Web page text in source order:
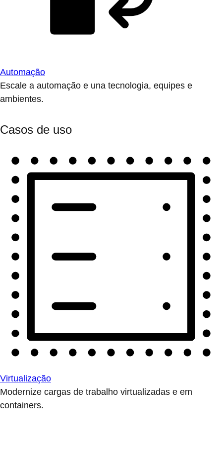
Automação
Escale a automação e una tecnologia, equipes e
ambientes.
Casos de uso
Virtualização
Modernize cargas de trabalho virtualizadas e em
containers.